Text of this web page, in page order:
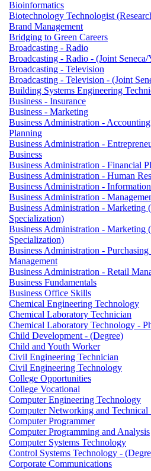
Bioinformatics
Biotechnology Technologist
Brand Management
Bridging to Green Careers
Broadcasting - Radio
Broadcasting - Radio - (Joint
Broadcasting - Television
Broadcasting - Television - (Joint
Building Systems Engineering
Business - Insurance
Business - Marketing
Business Administration -
Planning
Business Administration -
Business
Business Administration - Financial
Business Administration - Human
Business Administration -
Business Administration -
Business Administration - Marketing
Specialization)
Business Administration - Marketing
Specialization)
Business Administration -
Management
Business Administration - Retail
Business Fundamentals
Business Office Skills
Chemical Engineering Technology
Chemical Laboratory Technician
Chemical Laboratory Technology -
Child Development - (Degree)
Child and Youth Worker
Civil Engineering Technician
Civil Engineering Technology
College Opportunities
College Vocational
Computer Engineering Technology
Computer Networking and Technical
Computer Programmer
Computer Programming and Analysis
Computer Systems Technology
Control Systems Technology -
Corporate Communications